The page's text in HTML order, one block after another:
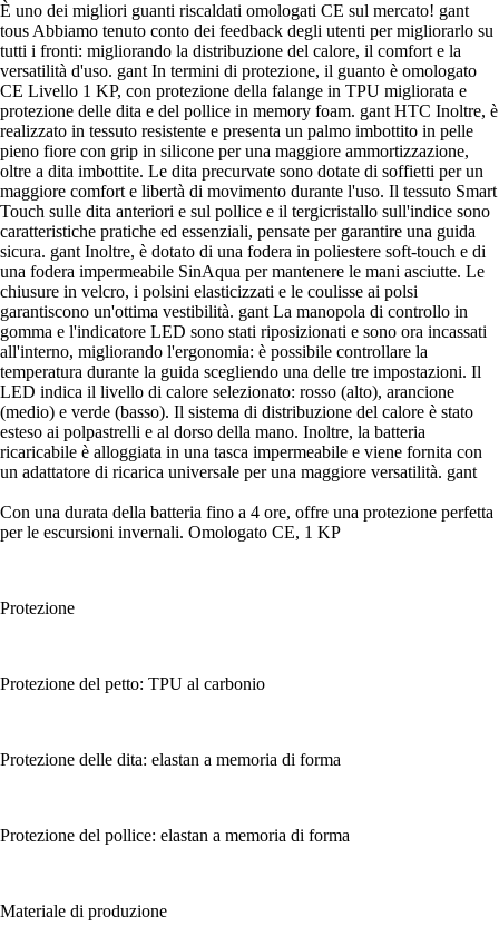
È uno dei migliori guanti riscaldati omologati CE sul mercato! gant
tous Abbiamo tenuto conto dei feedback degli utenti per migliorarlo su
tutti i fronti: migliorando la distribuzione del calore, il comfort e la
versatilità d'uso. gant In termini di protezione, il guanto è omologato
CE Livello 1 KP, con protezione della falange in TPU migliorata e
protezione delle dita e del pollice in memory foam. gant HTC Inoltre, è
realizzato in tessuto resistente e presenta un palmo imbottito in pelle
pieno fiore con grip in silicone per una maggiore ammortizzazione,
oltre a dita imbottite. Le dita precurvate sono dotate di soffietti per un
maggiore comfort e libertà di movimento durante l'uso. Il tessuto Smart
Touch sulle dita anteriori e sul pollice e il tergicristallo sull'indice sono
caratteristiche pratiche ed essenziali, pensate per garantire una guida
sicura. gant Inoltre, è dotato di una fodera in poliestere soft-touch e di
una fodera impermeabile SinAqua per mantenere le mani asciutte. Le
chiusure in velcro, i polsini elasticizzati e le coulisse ai polsi
garantiscono un'ottima vestibilità. gant La manopola di controllo in
gomma e l'indicatore LED sono stati riposizionati e sono ora incassati
all'interno, migliorando l'ergonomia: è possibile controllare la
temperatura durante la guida scegliendo una delle tre impostazioni. Il
LED indica il livello di calore selezionato: rosso (alto), arancione
(medio) e verde (basso). Il sistema di distribuzione del calore è stato
esteso ai polpastrelli e al dorso della mano. Inoltre, la batteria
ricaricabile è alloggiata in una tasca impermeabile e viene fornita con
un adattatore di ricarica universale per una maggiore versatilità. gant
Con una durata della batteria fino a 4 ore, offre una protezione perfetta
per le escursioni invernali. Omologato CE, 1 KP
Protezione
Protezione del petto: TPU al carbonio
Protezione delle dita: elastan a memoria di forma
Protezione del pollice: elastan a memoria di forma
Materiale di produzione